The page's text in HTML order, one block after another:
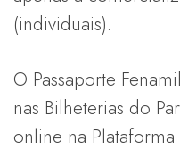
(individuais).
O Passaporte
nas Bilheterias do
online na